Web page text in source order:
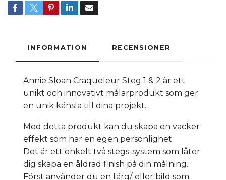
INFORMATION RECENSIONER
Annie Sloan Craqueleur Steg 1 & 2 är ett
unikt och innovativt målarprodukt som ger
en unik känsla till dina projekt.
Med detta produkt kan du skapa en vacker
effekt som har en egen personlighet.
Det är ett enkelt två stegs-system som låter
dig skapa en åldrad finish på din målning.
Först använder du en färg/-eller bild som